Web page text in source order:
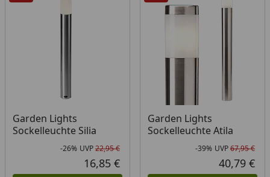
Garden Lights
Sockelleuchte Silia
Rabatt in Prozent
-26%
Ursprünglicher Preis
UVP22,95 €
Aktueller Preis
16,85 €
Garden Lights
Sockelleuchte Atila
-39% UVP67,95 €
40,79 €